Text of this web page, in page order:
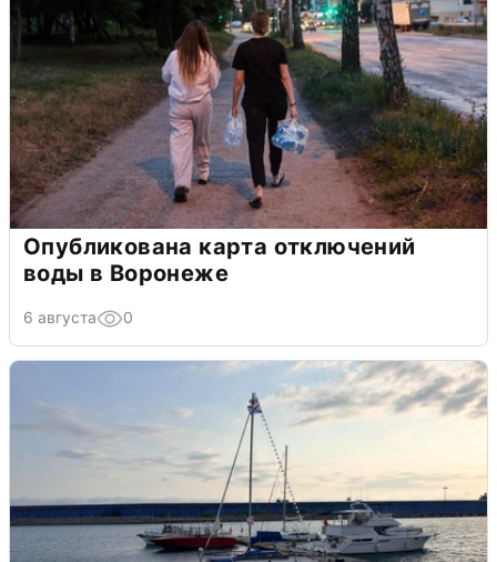
Опубликована карта отключений
воды в Воронеже
6 августа 0